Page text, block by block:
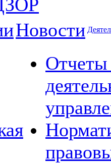
Новости
Отчеты